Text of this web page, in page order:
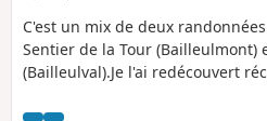
de la forêt où le "chemin" est
C'est un mix de deux
Sentier de la Tour (Bailleulmont)
(Bailleulval).Je l'ai redécouvert